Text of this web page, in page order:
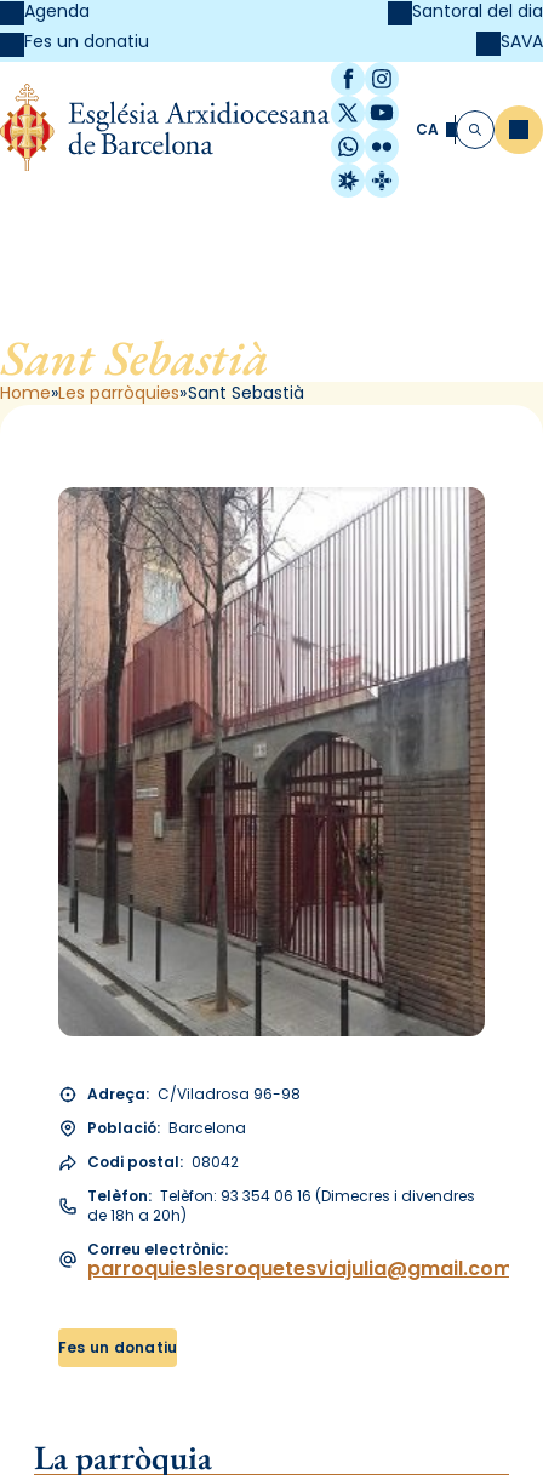
Agenda
Fes un donatiu
Santoral del dia
SAVA
Facebook
Instagram
X / Twitter
YouTube
WhatsApp
Flickr
Radio Estel
Catalunya
CA Cerca
Sant Sebastià
Home Les parròquies Sant Sebastià
Adreça: C/Viladrosa 96-98
Població: Barcelona
Codi postal: 08042
Telèfon: Telèfon: 93 354 06 16 (Dimecres i divendres
de 18h a 20h)
Correu electrònic:
parroquieslesroquetesviajulia@gmail.com
Fes un donatiu
La parròquia